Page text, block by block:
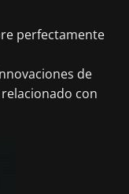
perfectamente
de
con